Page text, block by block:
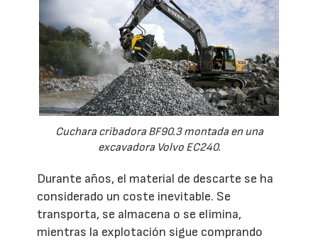
Cuchara cribadora BF90.3 montada en una
excavadora Volvo EC240.
Durante años, el material de descarte se ha
considerado un coste inevitable. Se
transporta, se almacena o se elimina,
mientras la explotación sigue comprando